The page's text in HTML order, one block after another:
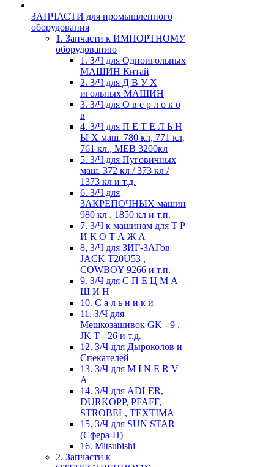
ЗАПЧАСТИ для промышленного
оборудования
1. Запчасти к ИМПОРТНОМУ
оборудованию
1. З/Ч для Одноигольных
МАШИН Китай
2. З/Ч для Д В У Х
игольных МАШИН
3. З/Ч для О в е р л о к о
в
4. З/Ч для П Е Т Е Л Ь Н
Ы Х маш. 780 кл, 771 кл,
761 кл., MEB 3200кл
5. З/Ч для Пуговичных
маш. 372 кл / 373 кл /
1373 кл и т.д.
6. З/Ч для
ЗАКРЕПОЧНЫХ машин
980 кл , 1850 кл и т.п.
7. З/Ч к машинам для Т Р
И К О Т А Ж А
8, З/Ч для ЗИГ-ЗАГов
JACK Т20U53 ,
COWBOY 9266 и т.п.
9. З/Ч для С П Е Ц М А
Ш И Н
10. С а л ь н и к и
11. З/Ч для
Мешкозашивок GK - 9 ,
JK T - 26 и т.д.
12. З/Ч для Дыроколов и
Спекателей
13. З/Ч для M I N E R V
A
14. З/Ч для ADLER,
DURKOPP, PFAFF,
STROBEL, TEXTIMA
15. З/Ч для SUN STAR
(Сфера-Н)
16. Mitsubishi
2. Запчасти к